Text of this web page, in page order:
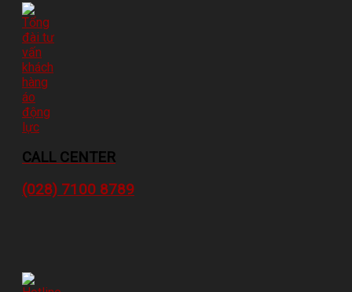
CALL CENTER
(028) 7100 8789